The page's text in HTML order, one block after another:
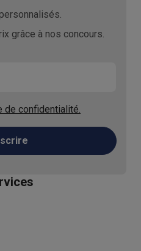
grâce à nos concours.
de confidentialité.